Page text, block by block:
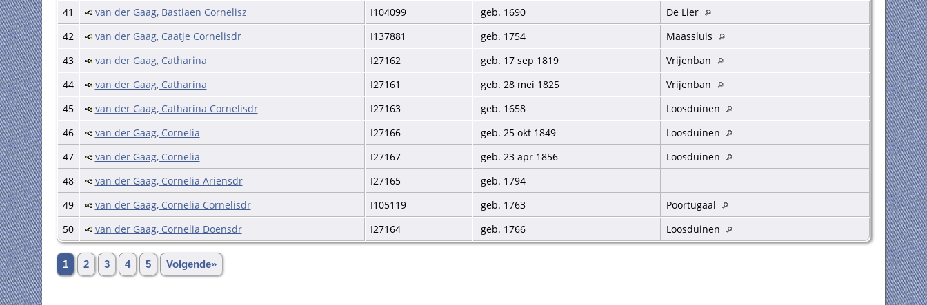
41
van der Gaag, Bastiaen Cornelisz I104099 geb. 1690
De Lier
42
van der Gaag, Caatje Cornelisdr I137881 geb. 1754
Maassluis
43
van der Gaag, Catharina I27162 geb. 17 sep 1819
Vrijenban
44
van der Gaag, Catharina I27161 geb. 28 mei 1825
Vrijenban
45
van der Gaag, Catharina Cornelisdr I27163 geb. 1658
Loosduinen
46
van der Gaag, Cornelia I27166 geb. 25 okt 1849
Loosduinen
47
van der Gaag, Cornelia I27167 geb. 23 apr 1856
Loosduinen
48
van der Gaag, Cornelia Ariensdr I27165
geb. 1794
49
van der Gaag, Cornelia Cornelisdr I105119 geb. 1763
Poortugaal
50
van der Gaag, Cornelia Doensdr I27164 geb. 1766 Loosduinen
1 2 3 4 5 Volgende»